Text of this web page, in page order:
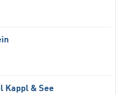
Kappl & See